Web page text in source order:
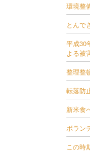
環境整
とんで
平成30
よる被
整理整
転落防
新米食
ボラン
この時